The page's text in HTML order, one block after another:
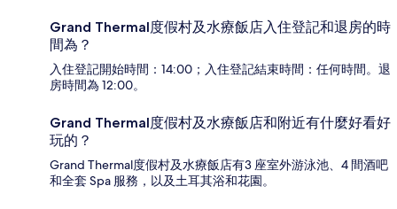
Grand Thermal度假村及水療飯店入住登記和退房的時
間為？
入住登記開始時間：14:00；入住登記結束時間：任何時間。退
房時間為 12:00。
Grand Thermal度假村及水療飯店和附近有什麼好看好
玩的？
Grand Thermal度假村及水療飯店有3 座室外游泳池、4 間酒吧
和全套 Spa 服務，以及土耳其浴和花園。